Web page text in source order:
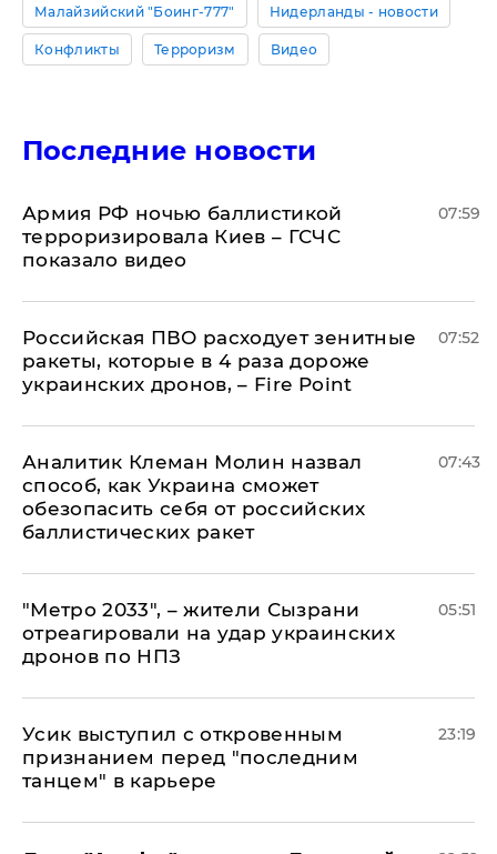
Малайзийский "Боинг-777" Нидерланды - новости
Конфликты Терроризм Видео
Последние новости
Армия РФ ночью баллистикой
терроризировала Киев – ГСЧС
показало видео
07:59
Российская ПВО расходует зенитные
ракеты, которые в 4 раза дороже
украинских дронов, – Fire Point
07:52
Аналитик Клеман Молин назвал
способ, как Украина сможет
обезопасить себя от российских
баллистических ракет
07:43
"Метро 2033", – жители Сызрани
отреагировали на удар украинских
дронов по НПЗ
05:51
Усик выступил с откровенным
признанием перед "последним
танцем" в карьере
23:19